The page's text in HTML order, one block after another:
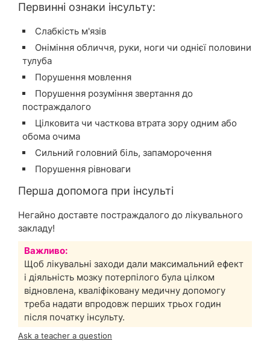
Первинні ознаки інсульту:
Слабкість м'язів
Оніміння обличчя, руки, ноги чи однієї половини
тулуба
Порушення мовлення
Порушення розуміння звертання до
постраждалого
Цілковита чи часткова втрата зору одним або
обома очима
Сильний головний біль, запаморочення
Порушення рівноваги
Перша допомога при інсульті
Негайно доставте постраждалого до лікувального
закладу!
Важливо:
Щоб лікувальні заходи дали максимальний ефект
і діяльність мозку потерпілого була цілком
відновлена, кваліфіковану медичну допомогу
треба надати впродовж перших трьох годин
після початку інсульту.
Ask a teacher a question